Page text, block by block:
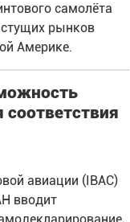
самолёта
рынков
Америке.
авиации (IBAC)
вводит